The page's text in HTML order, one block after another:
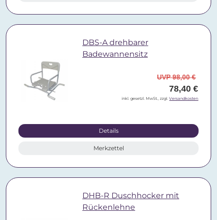
DBS-A drehbarer
Badewannensitz
UVP 98,00 €
78,40 €
inkl. gesetzl. MwSt., zzgl.Versandkosten
Details
Merkzettel
DHB-R Duschhocker mit
Rückenlehne